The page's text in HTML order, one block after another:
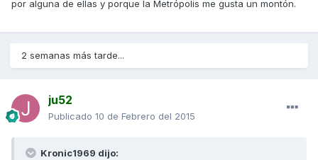
por alguna de ellas y porque la Metrópolis me gusta un montón.
2 semanas más tarde...
ju52
Publicado 10 de Febrero del 2015
Kronic1969 dijo: